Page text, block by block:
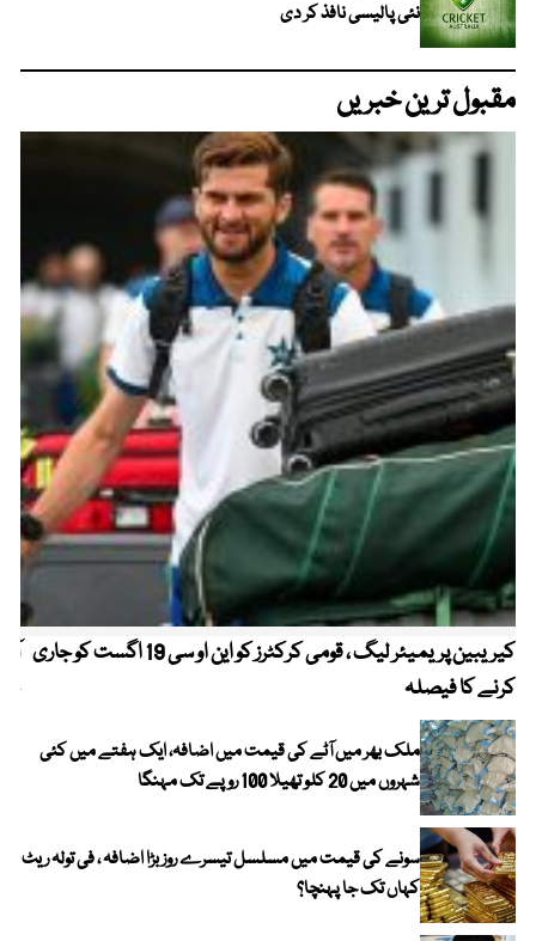
نئی پالیسی نافذ کر دی
مقبول ترین خبریں
کیریبین پریمیئر لیگ ، قومی کرکٹرز کو این او سی 19 اگست کو جاری
کرنے کا فیصلہ
ملک بھر میں آٹے کی قیمت میں اضافہ، ایک ہفتے میں کئی
شہروں میں 20 کلو تھیلا 100 روپے تک مہنگا
سونے کی قیمت میں مسلسل تیسرے روز بڑا اضافہ ، فی تولہ ریٹ
کہاں تک جا پہنچا؟